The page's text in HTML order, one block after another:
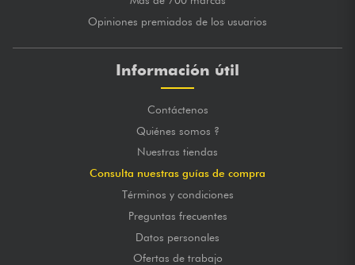
Opiniones premiados de los usuarios
Información útil
Contáctenos
Quiénes somos ?
Nuestras tiendas
Consulta nuestras guías de compra
Términos y condiciones
Preguntas frecuentes
Datos personales
Ofertas de trabajo